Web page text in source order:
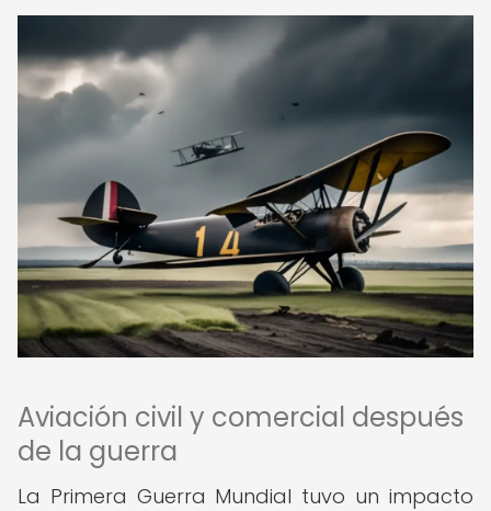
Aviación civil y comercial después
de la guerra
La Primera Guerra Mundial tuvo un impacto